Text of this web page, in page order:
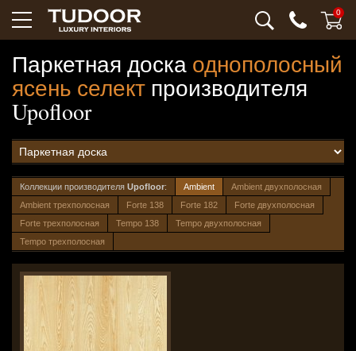
0
Паркетная доска однополосный
ясень селект производителя
Upofloor
Коллекции производителя Upofloor: Ambient
Ambient двухполосная
Ambient трехполосная
Forte 138 Forte 182
Forte двухполосная
Forte трехполосная
Tempo 138
Tempo двухполосная
Tempo трехполосная